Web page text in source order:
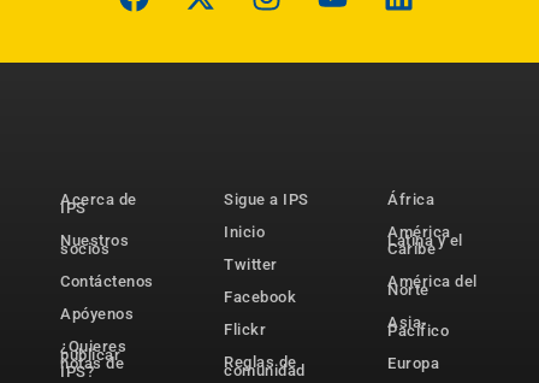
Acerca de
IPS
Nuestros
socios
Contáctenos
Apóyenos
¿Quieres
publicar
notas de
IPS?
Sigue a IPS
Inicio
Twitter
Facebook
Flickr
Reglas de
comunidad
África
América
Latina y el
Caribe
América del
Norte
Asia-
Pacífico
Europa